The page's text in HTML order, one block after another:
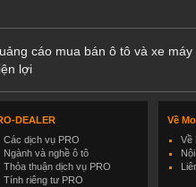
cáo mua bán ô tô và xe
lợi
DEALER
Các dịch vụ PRO
Ngành và nghề ô tô
Thỏa thuận dịch vụ PRO
Tính riêng tư PRO
Về
Về